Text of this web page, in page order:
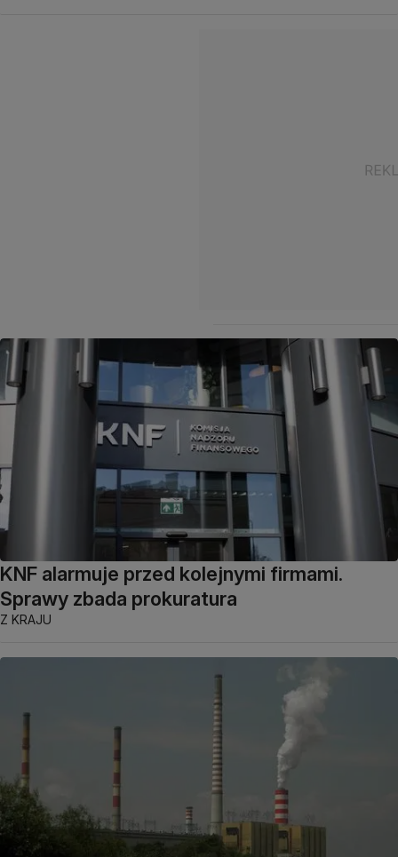
KNF alarmuje przed kolejnymi firmami.
Sprawy zbada prokuratura
Z KRAJU